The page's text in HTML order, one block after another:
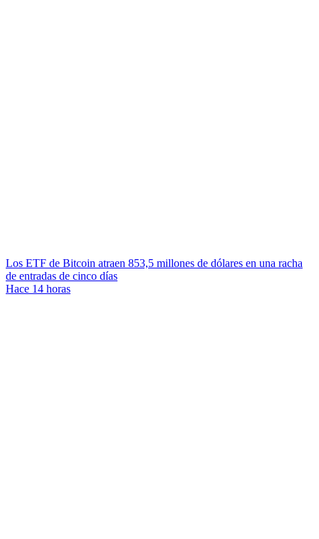
Los ETF de Bitcoin atraen 853,5 millones de dólares en una racha
de entradas de cinco días
Hace 14 horas